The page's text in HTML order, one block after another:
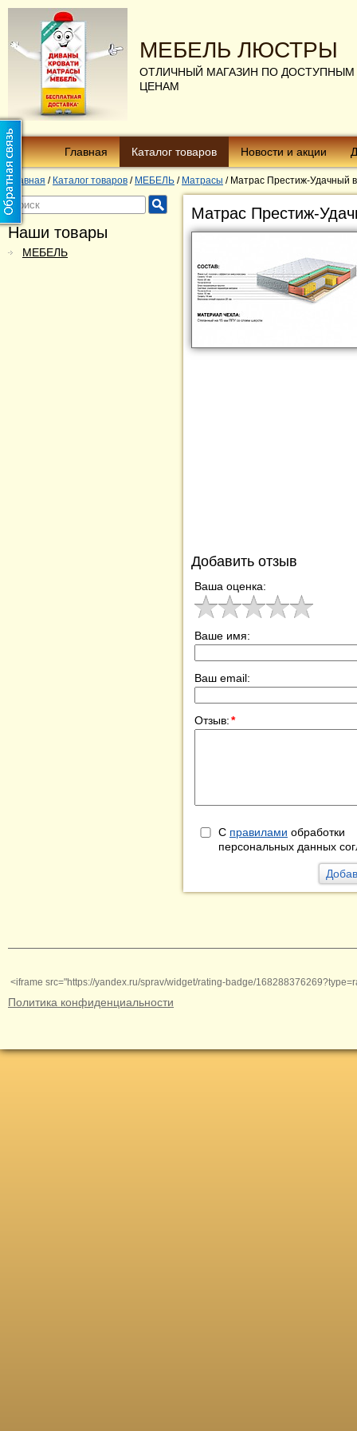
МЕБЕЛЬ ЛЮСТРЫ
ОТЛИЧНЫЙ МАГАЗИН ПО ДОСТУПНЫМ
ЦЕНАМ
Главная Каталог товаров Новости и акции
Главная / Каталог товаров / МЕБЕЛЬ / Матрасы / Матрас Престиж-Удачный
Наши товары
МЕБЕЛЬ
Матрас Престиж-
Добавить отзыв
Ваша оценка:
Ваше имя:
Ваш email:
Отзыв:*
С правилами обработки
персональных данных
<iframe src="https://yandex.ru/sprav/widget/rating-badge/
Политика конфиденциальности